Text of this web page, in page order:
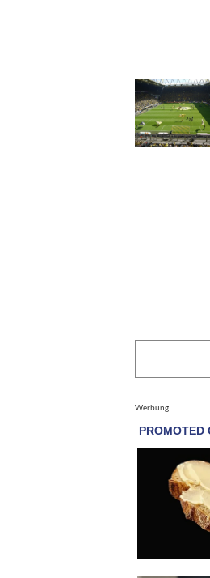
Werbung